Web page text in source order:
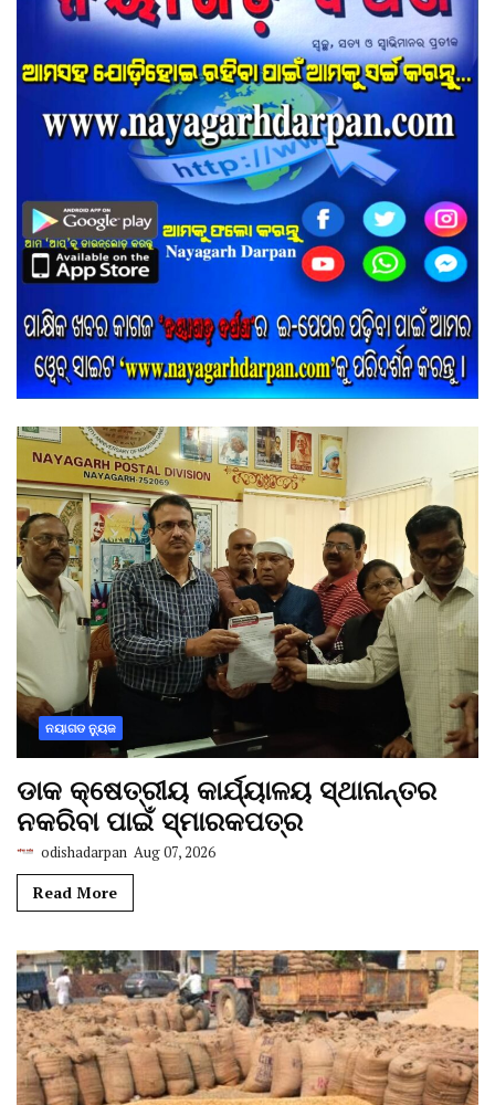
ନୟାଗଡ ନ୍ୟୁଜ
ଡାକ କ୍ଷେତ୍ରୀୟ କାର୍ଯ୍ୟାଳୟ ସ୍ଥାନାନ୍ତର
ନକରିବା ପାଇଁ ସ୍ମାରକପତ୍ର
odishadarpan Aug 07, 2026
Read More